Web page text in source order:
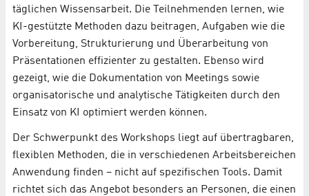
täglichen Wissensarbeit. Die Teilnehmenden lernen, wie
KI-gestützte Methoden dazu beitragen, Aufgaben wie die
Vorbereitung, Strukturierung und Überarbeitung von
Präsentationen effizienter zu gestalten. Ebenso wird
gezeigt, wie die Dokumentation von Meetings sowie
organisatorische und analytische Tätigkeiten durch den
Einsatz von KI optimiert werden können.
Der Schwerpunkt des Workshops liegt auf übertragbaren,
flexiblen Methoden, die in verschiedenen Arbeitsbereichen
Anwendung finden – nicht auf spezifischen Tools. Damit
richtet sich das Angebot besonders an Personen, die einen